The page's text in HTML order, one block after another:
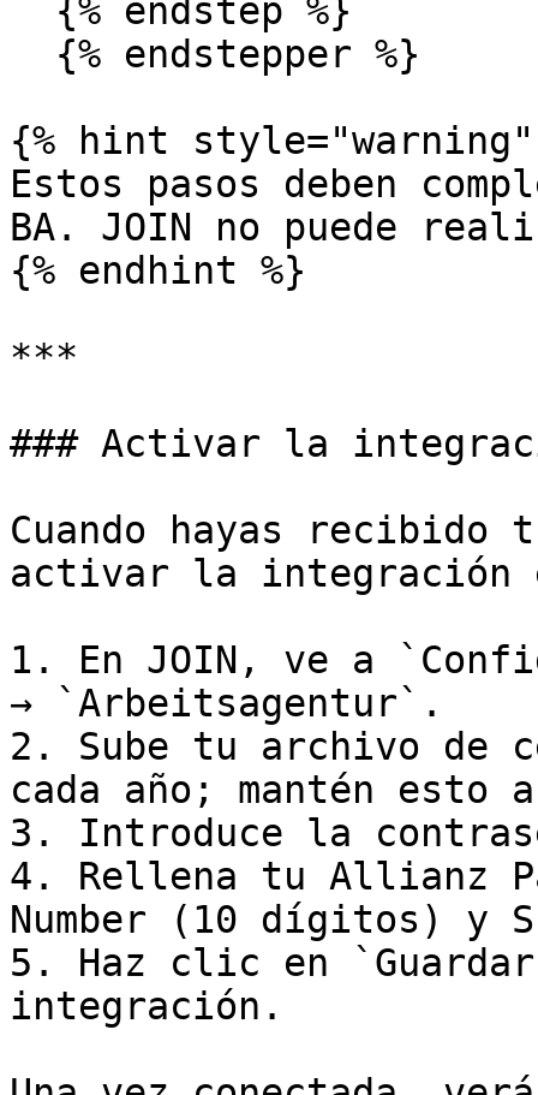
{% hint style="warning"
Estos pasos deben
BA. JOIN no puede
{% endhint %}
***
### Activar la
Cuando hayas recibido
activar la integración
1. En JOIN, ve a
→ `Arbeitsagentur`.
2. Sube tu archivo de
cada año; mantén esto
3. Introduce la
4. Rellena tu Allianz
Number (10 dígitos) y
5. Haz clic en
integración.